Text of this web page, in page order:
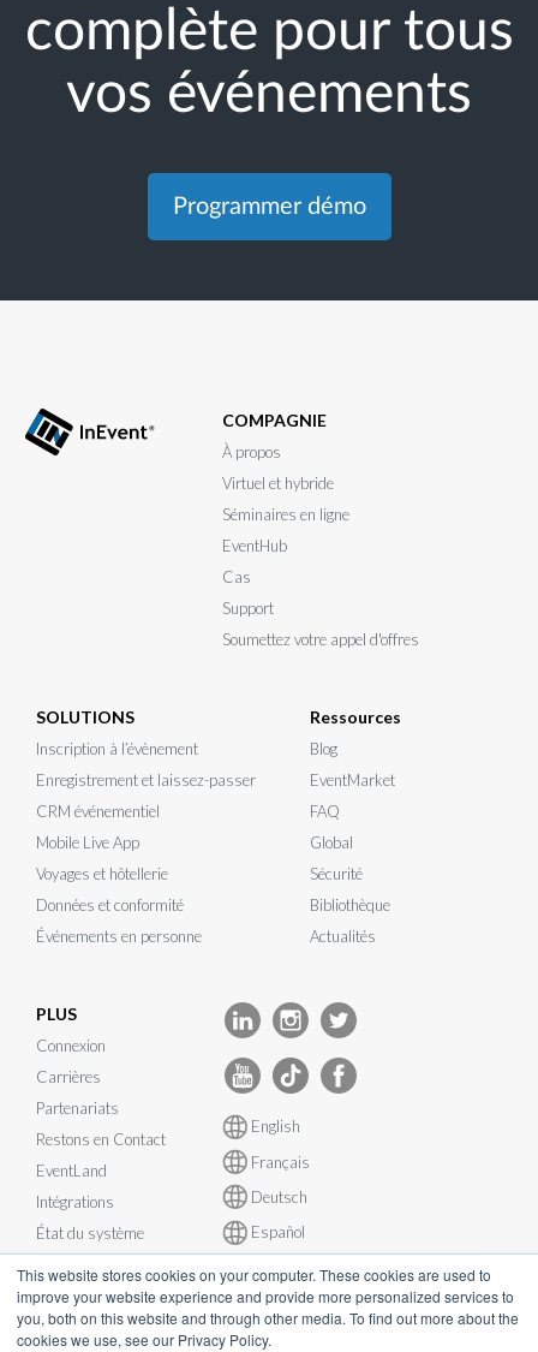
This website stores cookies on your computer. These cookies are used to
improve your website experience and provide more personalized services to
you, both on this website and through other media. To find out more about the
cookies we use, see our Privacy Policy.
complète pour tous
vos événements
Programmer démo
COMPAGNIE
À propos
Virtuel et hybride
Séminaires en ligne
EventHub
Cas
Support
Soumettez votre appel d'offres
SOLUTIONS
Inscription à l’évènement
Enregistrement et laissez-passer
CRM événementiel
Mobile Live App
Voyages et hôtellerie
Données et conformité
Événements en personne
Ressources
Blog
EventMarket
FAQ
Global
Sécurité
Bibliothèque
Actualités
PLUS
Connexion
Carrières
Partenariats
Restons en Contact
EventLand
Intégrations
État du système
English
Français
Deutsch
Español